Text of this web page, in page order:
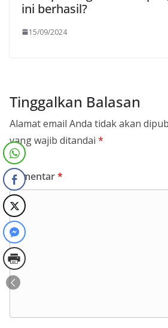
ini berhasil?
15/09/2024
Tinggalkan Balasan
Alamat email Anda tidak akan
yang wajib ditandai *
Komentar*